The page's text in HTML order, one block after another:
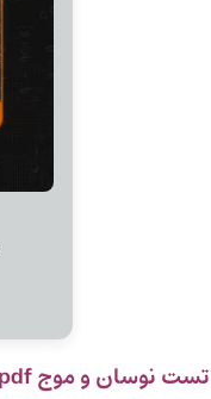
تست نوسان و موج pdf :